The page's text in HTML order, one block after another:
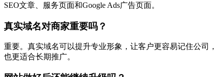
SEO文章、服务页面和Google Ads广告页面。
真实域名对商家重要吗？
重要。真实域名可以提升专业形象，让客户更容易记住公司，
也更适合长期推广。